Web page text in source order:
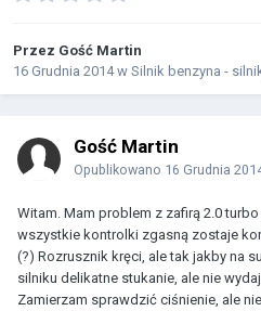
Przez Gość Martin
16 Grudnia 2014w Silnik benzyna -
Gość Martin
Opublikowano 16 Grudnia
Witam. Mam problem z zafirą 2.0
wszystkie kontrolki zgasną zostaje
(?) Rozrusznik kręci, ale tak jakby na
silniku delikatne stukanie, ale nie
Zamierzam sprawdzić ciśnienie, ale